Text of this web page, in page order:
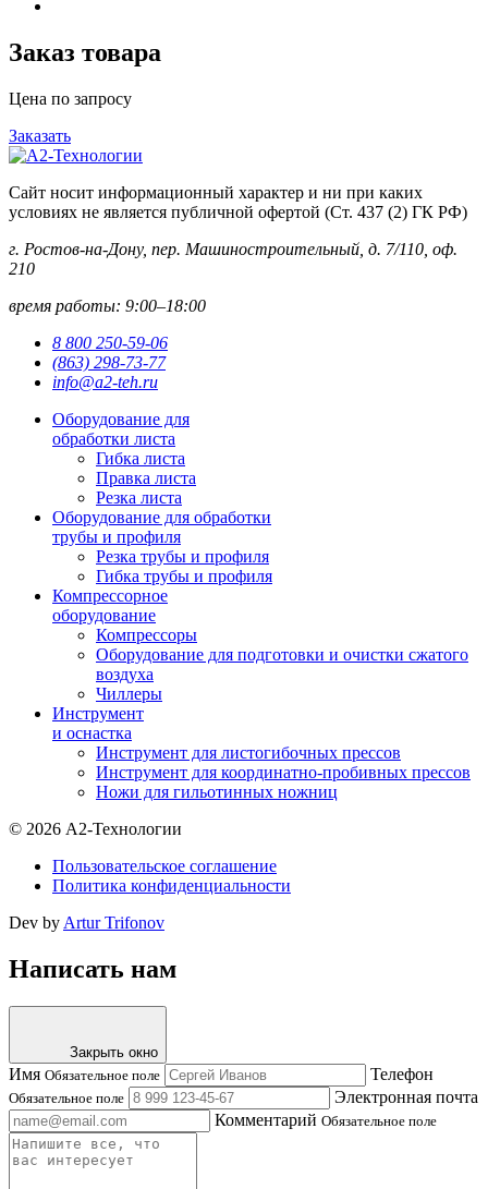
Заказ товара
Цена по запросу
Заказать
Сайт носит информационный характер и ни при каких
условиях не является публичной офертой (Ст. 437 (2) ГК РФ)
г. Ростов-на-Дону, пер. Машиностроительный, д. 7/110, оф.
210
время работы: 9:00–18:00
8 800 250-59-06
(863) 298-73-77
info@a2-teh.ru
Оборудование для
обработки листа
Гибка листа
Правка листа
Резка листа
Оборудование для обработки
трубы и профиля
Резка трубы и профиля
Гибка трубы и профиля
Компрессорное
оборудование
Компрессоры
Оборудование для подготовки и очистки сжатого
воздуха
Чиллеры
Инструмент
и оснастка
Инструмент для листогибочных прессов
Инструмент для координатно-пробивных прессов
Ножи для гильотинных ножниц
© 2026 А2-Технологии
Пользовательское соглашение
Политика конфиденциальности
Dev by Artur Trifonov
Написать нам
Закрыть окно
Имя Обязательное поле Телефон
Обязательное поле
Электронная почта
Комментарий Обязательное поле